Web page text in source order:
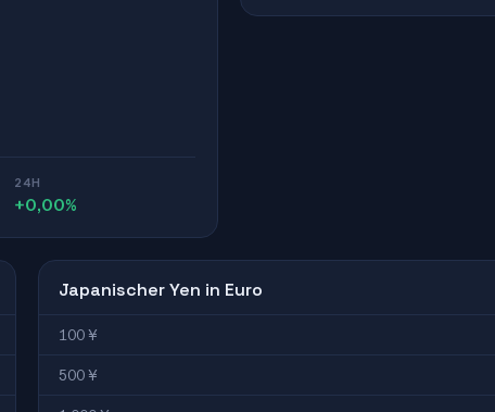
24H
+0,00%
Japanischer Yen in Euro
100 ¥
500 ¥